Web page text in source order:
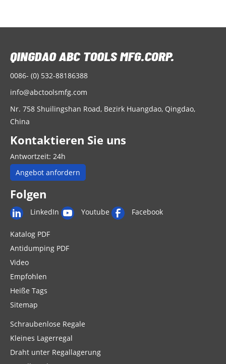
0086- (0) 532-88186388
info@abctoolsmfg.com
Nr. 758 Shuilingshan Road, Bezirk Huangdao, Qingdao,
China
Kontaktieren Sie uns
Antwortzeit: 24h
Angebot anfordern
Folgen
LinkedIn Youtube Facebook
Katalog PDF
Antidumping PDF
Video
Empfohlen
Heiße Tags
Sitemap
Schraubenlose Regale
Kleines Lagerregal
Draht unter Regallagerung